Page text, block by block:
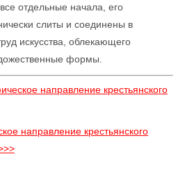
отдельные начала, его
слиты и соединены в
искусства, облекающего
формы.
направление крестьянского
направление крестьянского